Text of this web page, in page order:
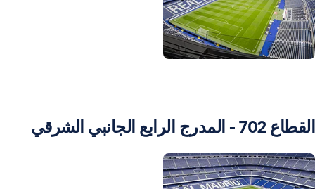
القطاع 702 - المدرج الرابع الجانبي الشرقي